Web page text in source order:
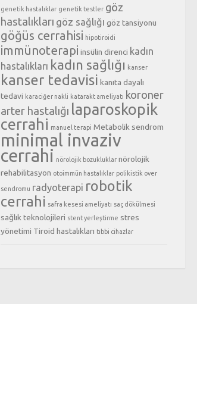
genetik hastalıklar genetik testler göz
hastalıkları göz sağlığı göz tansiyonu
göğüs cerrahisi hipotiroidi
immünoterapi insülin direnci kadın
hastalıkları kadın sağlığı kanser
kanser tedavisi kanıta dayalı
tedavi karaciğer nakli katarakt ameliyatı koroner
arter hastalığı laparoskopik
cerrahi manuel terapi Metabolik sendrom
minimal invaziv
cerrahi nörolojik bozukluklar nörolojik
rehabilitasyon otoimmün hastalıklar polikistik over
sendromu radyoterapi robotik
cerrahi safra kesesi ameliyatı saç dökülmesi
sağlık teknolojileri stent yerleştirme stres
yönetimi Tiroid hastalıkları tıbbi cihazlar